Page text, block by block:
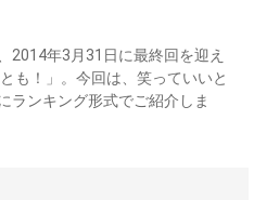
2014年3月31日に最終回を迎え
も！」。今回は、笑っていいと
ランキング形式でご紹介しま